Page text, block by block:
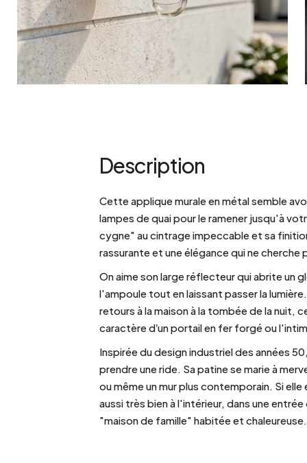
Bistrot
Bord de mer
Brocante
Contemporain
Esprit Haussmannien
Velours
Papier mâché
Verre
Zinc et galva
Description
Cette applique murale en métal semble
lampes de quai pour le ramener jusqu'à
cygne" au cintrage impeccable et sa
rassurante et une élégance qui ne cherche
On aime son large réflecteur qui abrite un
l'ampoule tout en laissant passer la
retours à la maison à la tombée de la nuit,
caractère d’un portail en fer forgé ou
Inspirée du design industriel des années
prendre une ride. Sa patine se marie à
ou même un mur plus contemporain. Si
aussi très bien à l'intérieur, dans une
"maison de famille" habitée et chaleureuse.